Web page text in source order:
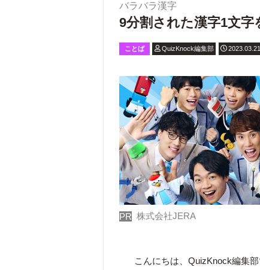
バラバラ漢字
9分割された漢字1文
ことば QuizKnock編集部 2023.03.21
PR 株式会社JERA
こんにちは、QuizKnock編集部